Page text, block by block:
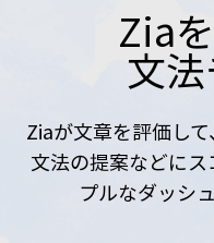
Zia
文
Ziaが文章を評価して
文法の提案などに
プルなダッシ